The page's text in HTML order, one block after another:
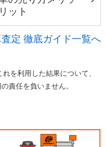
ット
定 徹底ガイド一覧へ
を利用した結果について、
責任を負いません。